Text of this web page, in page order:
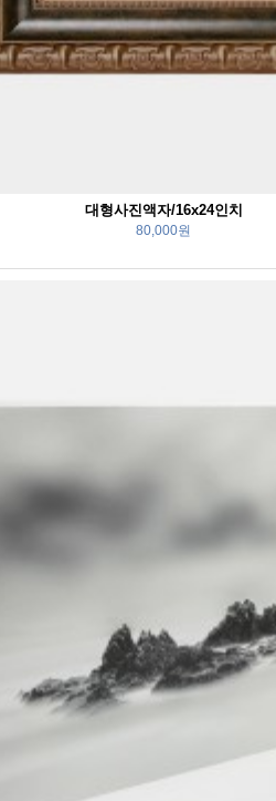
대형사진액자/16x24인치
80,000원